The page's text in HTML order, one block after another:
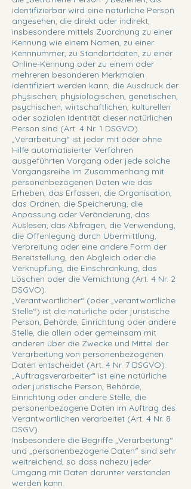
identifizierbar wird eine natürliche Person
angesehen, die direkt oder indirekt,
insbesondere mittels Zuordnung zu einer
Kennung wie einem Namen, zu einer
Kennnummer, zu Standortdaten, zu einer
Online-Kennung oder zu einem oder
mehreren besonderen Merkmalen
identifiziert werden kann, die Ausdruck der
physischen, physiologischen, genetischen,
psychischen, wirtschaftlichen, kulturellen
oder sozialen Identität dieser natürlichen
Person sind (Art. 4 Nr. 1 DSGVO).
„Verarbeitung“ ist jeder mit oder ohne
Hilfe automatisierter Verfahren
ausgeführten Vorgang oder jede solche
Vorgangsreihe im Zusammenhang mit
personenbezogenen Daten wie das
Erheben, das Erfassen, die Organisation,
das Ordnen, die Speicherung, die
Anpassung oder Veränderung, das
Auslesen, das Abfragen, die Verwendung,
die Offenlegung durch Übermittlung,
Verbreitung oder eine andere Form der
Bereitstellung, den Abgleich oder die
Verknüpfung, die Einschränkung, das
Löschen oder die Vernichtung (Art. 4 Nr. 2
DSGVO).
„Verantwortlicher“ (oder „verantwortliche
Stelle“) ist die natürliche oder juristische
Person, Behörde, Einrichtung oder andere
Stelle, die allein oder gemeinsam mit
anderen über die Zwecke und Mittel der
Verarbeitung von personenbezogenen
Daten entscheidet (Art. 4 Nr. 7 DSGVO).
„Auftragsverarbeiter“ ist eine natürliche
oder juristische Person, Behörde,
Einrichtung oder andere Stelle, die
personenbezogene Daten im Auftrag des
Verantwortlichen verarbeitet (Art. 4 Nr. 8
DSGV).
Insbesondere die Begriffe „Verarbeitung“
und „personenbezogene Daten“ sind sehr
weitreichend, so dass nahezu jeder
Umgang mit Daten darunter verstanden
werden kann.